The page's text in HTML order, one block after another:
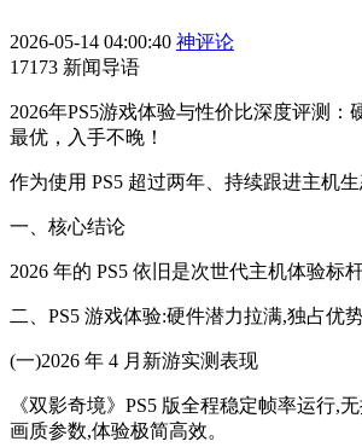
2026-05-14 04:00:40 神评论
17173 新闻导语
2026年PS5游戏体验与性价比深度评测
最优，入手不晚！
作为使用 PS5 超过两年、持续跟进主机
一、核心结论
2026 年的 PS5 依旧是次世代主机体验
二、PS5 游戏体验:硬件潜力拉满,独占优
(一)2026 年 4 月新游实测表现
《双影奇境》PS5 版全程稳定帧率运行,
画质参数,体验极简高效。